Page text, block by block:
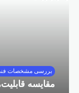
بررسی مشخصات